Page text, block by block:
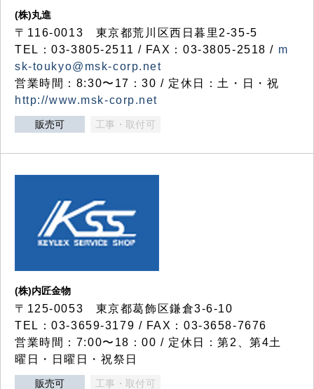
(株)丸進
〒116-0013 東京都荒川区西日暮里2-35-5
TEL：03-3805-2511 / FAX：03-3805-2518 / m
sk-toukyo@msk-corp.net
営業時間：8:30〜17：30 / 定休日：土・日・祝
http://www.msk-corp.net
販売可 工事・取付可
(株)内匠金物
〒125-0053 東京都葛飾区鎌倉3-6-10
TEL：03-3659-3179 / FAX：03-3658-7676
営業時間：7:00〜18：00 / 定休日：第2、第4土
曜日・日曜日・祝祭日
販売可 工事・取付可